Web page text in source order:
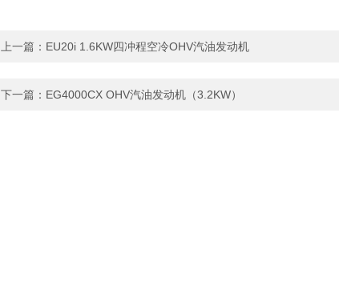
上一篇： EU20i 1.6KW四冲程空冷OHV汽油发动机
下一篇： EG4000CX OHV汽油发动机（3.2KW）